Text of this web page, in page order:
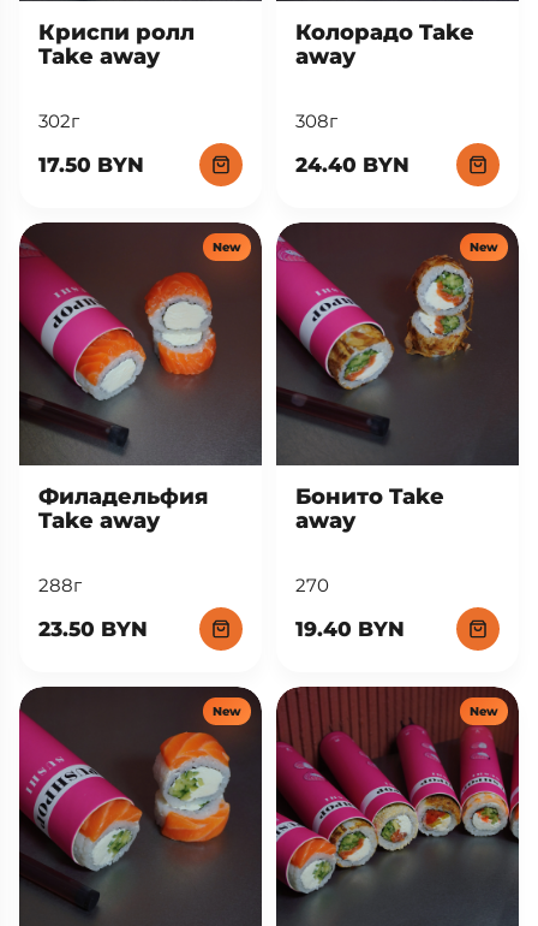
Криспи ролл
Take away
302г
17.50 BYN
Колорадо Take
away
308г
24.40 BYN
New
Филадельфия
Take away
288г
23.50 BYN
New
Бонито Take
away
270
19.40 BYN
New New